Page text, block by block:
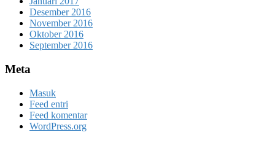
Desember 2016
November 2016
Oktober 2016
September 2016
Meta
Masuk
Feed entri
Feed komentar
WordPress.org